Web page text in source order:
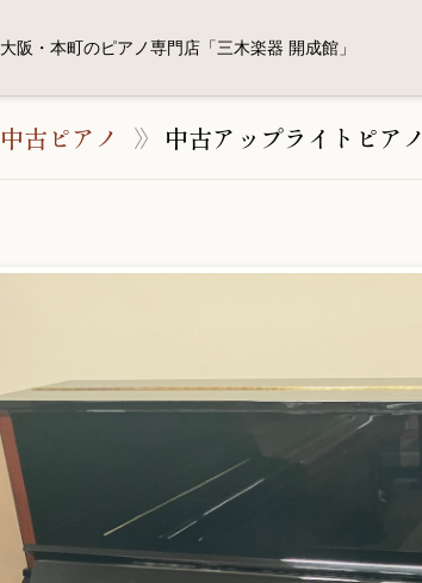
大阪・本町のピアノ専門店「三木楽器 開成館」
中古ピアノ 中古アップライトピアノ